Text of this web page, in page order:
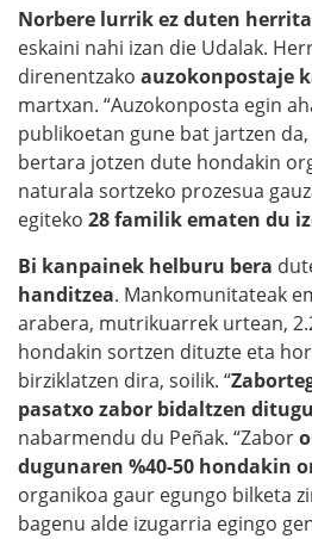
Norbere lurrik ez duten
eskaini nahi izan die Udalak.
direnentzako auzokonpostaje
martxan. “Auzokonposta egin
publikoetan gune bat jartzen
bertara jotzen dute hondakin
naturala sortzeko prozesua
egiteko 28 familik ematen du
Bi kanpainek helburu bera
handitzea. Mankomunitateak
arabera, mutrikuarrek urtean,
hondakin sortzen dituzte eta
birziklatzen dira, soilik. “
pasatxo zabor bidaltzen ditugu
nabarmendu du Peñak. “Zabor
dugunaren %40-50 hondakin
organikoa gaur egungo bilketa
bagenu alde izugarria egingo